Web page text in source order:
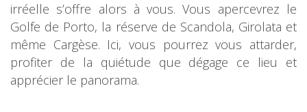
irréelle s’offre alors à vous. Vous apercevrez le
Golfe de Porto, la réserve de Scandola, Girolata et
même Cargèse. Ici, vous pourrez vous attarder,
profiter de la quiétude que dégage ce lieu et
apprécier le panorama.